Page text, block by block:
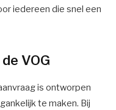
iedereen die snel een
VOG
is ontworpen
te maken. Bij